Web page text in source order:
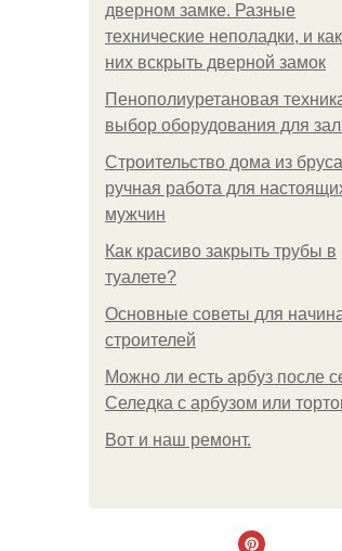
дверном замке. Разные
технические неполадки, и
них вскрыть дверной замок
Пенополиуретановая
выбор оборудования для
Строительство дома из
ручная работа для
мужчин
Как красиво закрыть трубы в
туалете?
Основные советы для
строителей
Можно ли есть арбуз после
Селедка с арбузом или
Boт и наш ремoнт.